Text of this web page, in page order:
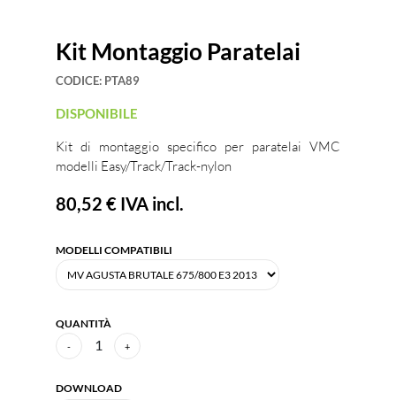
Kit Montaggio Paratelai
CODICE: PTA89
DISPONIBILE
Kit di montaggio specifico per paratelai VMC
modelli Easy/Track/Track-nylon
80,52 € IVA incl.
MODELLI COMPATIBILI
QUANTITÀ
- 1 +
DOWNLOAD